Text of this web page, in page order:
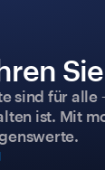
sind für alle
ist. Mit